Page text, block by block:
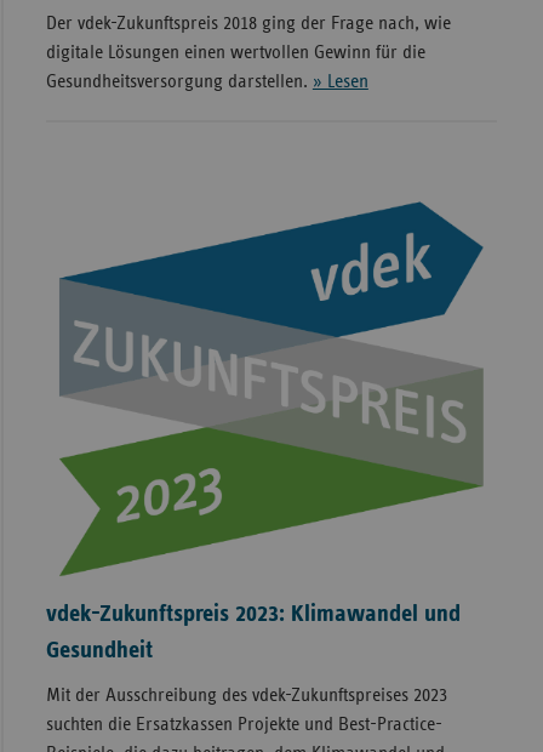
Der vdek-Zukunftspreis 2018 ging der Frage nach, wie
digitale Lösungen einen wertvollen Gewinn für die
Gesundheitsversorgung darstellen. » Lesen
vdek-Zukunftspreis 2023: Klimawandel und
Gesundheit
Mit der Ausschreibung des vdek-Zukunftspreises 2023
suchten die Ersatzkassen Projekte und Best-Practice-